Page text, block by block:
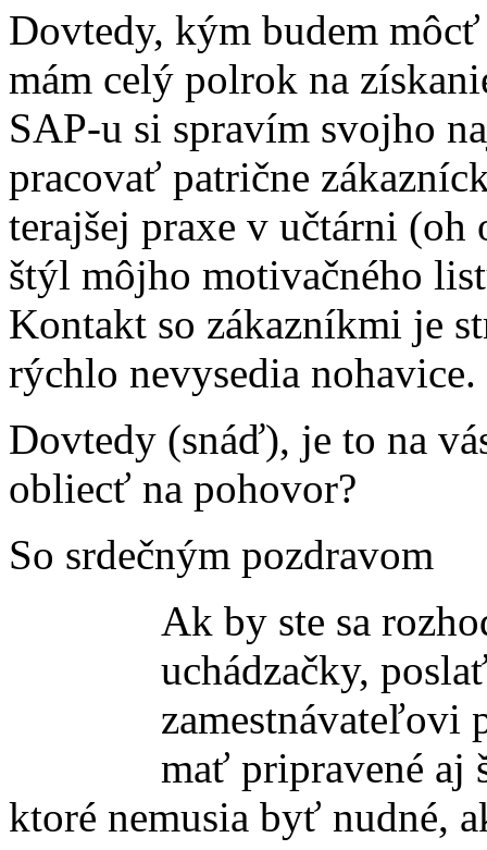
Dovtedy, kým budem
mám celý polrok na
SAP-u si spravím svojho
pracovať patrične
terajšej praxe v učtárni
štýl môjho motivačného
Kontakt so zákazníkmi je
rýchlo nevysedia nohavice.
Dovtedy (snáď), je to na
obliecť na pohovor?
So srdečným pozdravom
Ak by ste sa
uchádzačky,
zamestnávateľovi
mať pripravené aj
ktoré nemusia byť nudné,